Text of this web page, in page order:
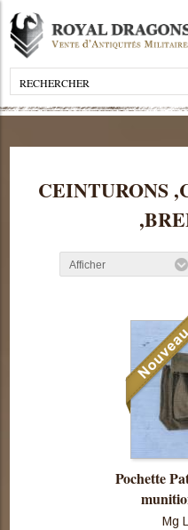
CEINTURONS
Afficher
Pochette
Mg